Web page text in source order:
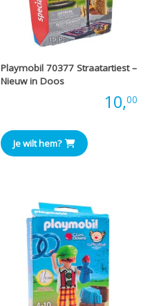
Playmobil 70377 Straatartiest –
Nieuw in Doos
10,00
Je wilt hem?